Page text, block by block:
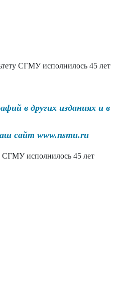
СГМУ исполнилось 45 лет
в других изданиях и в
сайт www.nsmu.ru
СГМУ исполнилось 45 лет